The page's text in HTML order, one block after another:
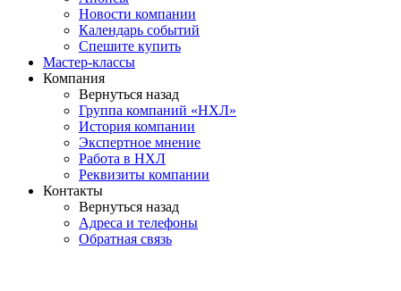
Новости компании
Календарь событий
Спешите купить
Мастер-классы
Компания
Вернуться назад
Группа компаний «НХЛ»
История компании
Экспертное мнение
Работа в НХЛ
Реквизиты компании
Контакты
Вернуться назад
Адреса и телефоны
Обратная связь